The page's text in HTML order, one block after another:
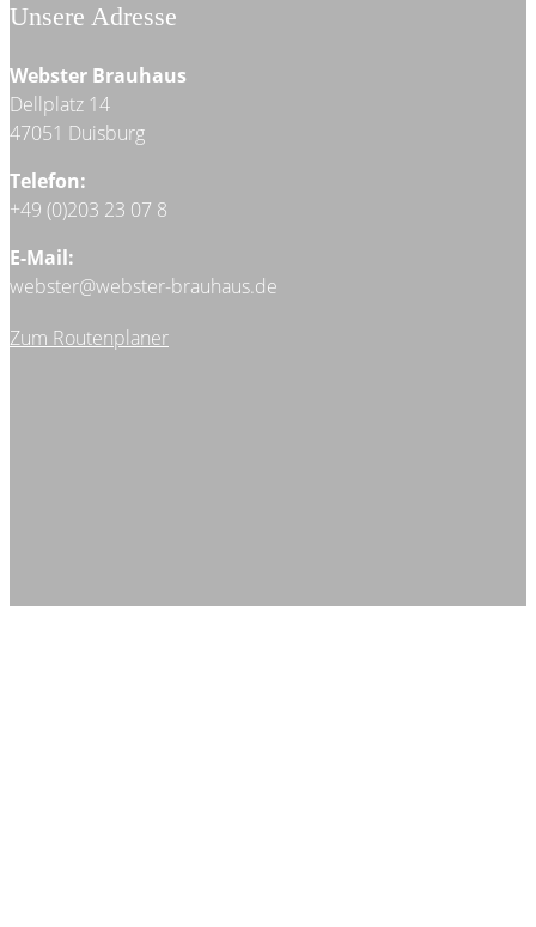
Unsere Adresse
Webster Brauhaus
Dellplatz 14
47051 Duisburg
Telefon:
+49 (0)203 23 07 8
E-Mail:
webster@webster-brauhaus.de
Zum Routenplaner